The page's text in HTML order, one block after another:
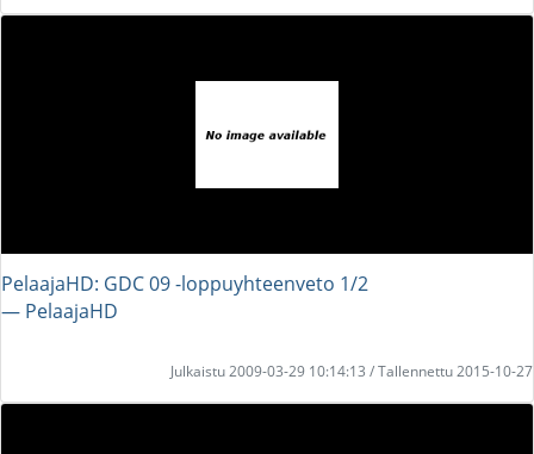
PelaajaHD: GDC 09 -loppuyhteenveto 1/2
― PelaajaHD
Julkaistu 2009-03-29 10:14:13 / Tallennettu 2015-10-27